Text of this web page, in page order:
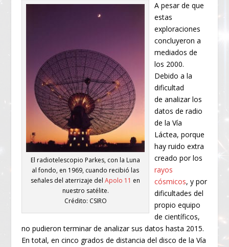
El radiotelescopio Parkes, con la Luna
al fondo, en 1969, cuando recibió las
señales del aterrizaje delApolo 11 en
nuestro satélite.
Crédito: CSIRO
A pesar de que
estas
exploraciones
concluyeron a
mediados de
los 2000.
Debido a la
dificultad
de analizar los
datos de radio
de la Vía
Láctea, porque
hay ruido extra
creado por los
rayos
cósmicos, y por
dificultades del
propio equipo
de científicos,
no pudieron terminar de analizar sus datos hasta 2015.
En total, en cinco grados de distancia del disco de la Vía